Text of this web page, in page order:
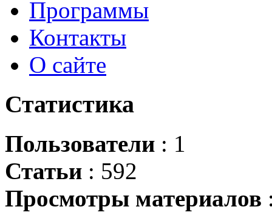
Программы
Контакты
О сайте
Статистика
Пользователи : 1
Статьи : 592
Просмотры материалов